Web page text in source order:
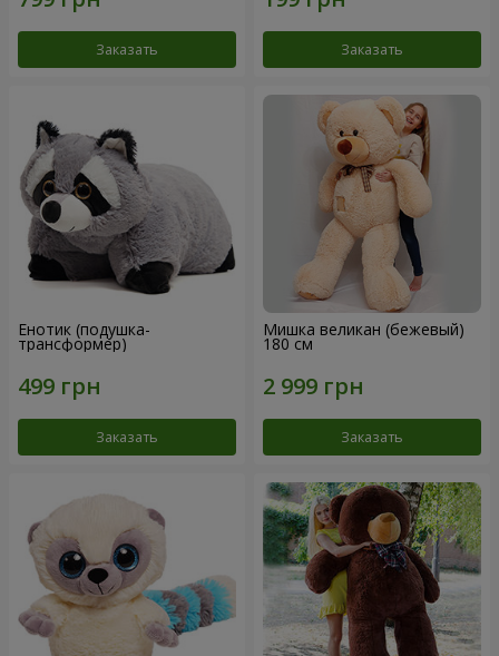
Заказать Заказать
Енотик (подушка-
трансформер)
Заказать
Мишка великан (бежевый)
180 см
Заказать